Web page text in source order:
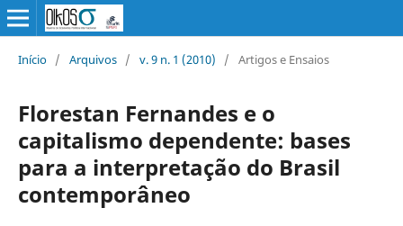
Início / Arquivos / v. 9 n. 1 (2010) / Artigos e Ensaios
Florestan Fernandes e o
capitalismo dependente: bases
para a interpretação do Brasil
contemporâneo